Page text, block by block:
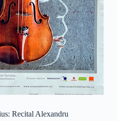
Recital Alexandru